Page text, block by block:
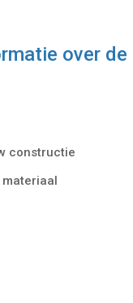
over de
constructie